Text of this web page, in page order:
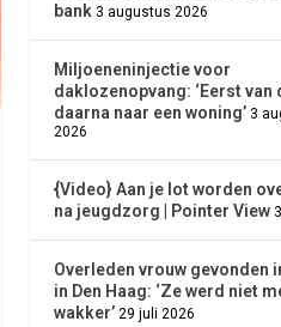
bank 3 augustus 2026
Miljoeneninjectie voor
daklozenopvang: ‘Eerst van
daarna naar een woning’ 3
2026
{Video} Aan je lot worden
na jeugdzorg | Pointer View
Overleden vrouw gevonden
in Den Haag: ‘Ze werd niet
wakker’ 29 juli 2026